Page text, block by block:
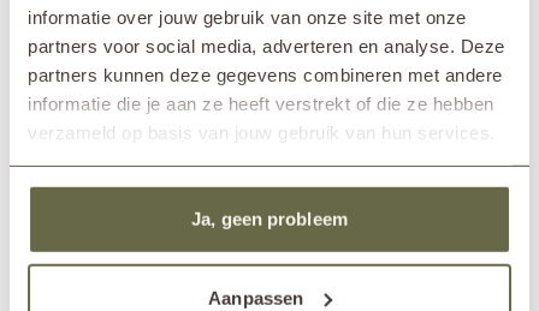
informatie over jouw gebruik van onze site met onze
partners voor social media, adverteren en analyse. Deze
partners kunnen deze gegevens combineren met andere
informatie die je aan ze heeft verstrekt of die ze hebben
verzameld op basis van jouw gebruik van hun services.
Ja, geen probleem
Aanpassen
Design eettafel stoel tuin PLEUN
Vanaf 445,- + 5 kleuren
8-persoons teakhouten tuinset
TEUN
Vanaf9.540,- + 18 kleuren